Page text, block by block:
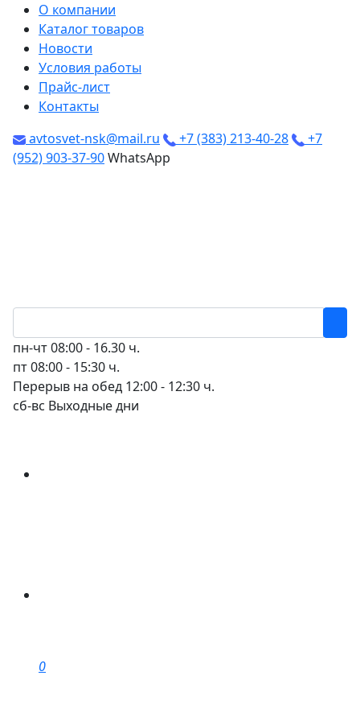
О компании
Каталог товаров
Новости
Условия работы
Прайс-лист
Контакты
avtosvet-nsk@mail.ru
+7 (383) 213-40-28
+7
(952) 903-37-90WhatsApp
пн-чт08:00 - 16.30 ч.
пт08:00 - 15:30 ч.
Перерыв на обед 12:00 - 12:30 ч.
сб-вс Выходные дни
0